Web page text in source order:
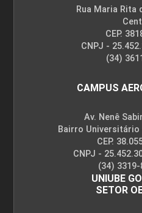
Rua Maria Rita
CEP.
CNPJ -
(34)
CAMPUS
Av. Nenê
Bairro Universitário
CEP.
CNPJ -
(34) 3319-
UNIUBE
SETOR